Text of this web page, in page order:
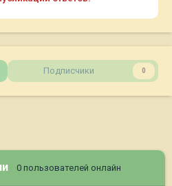
Подписчики 0
0 пользователей онлайн